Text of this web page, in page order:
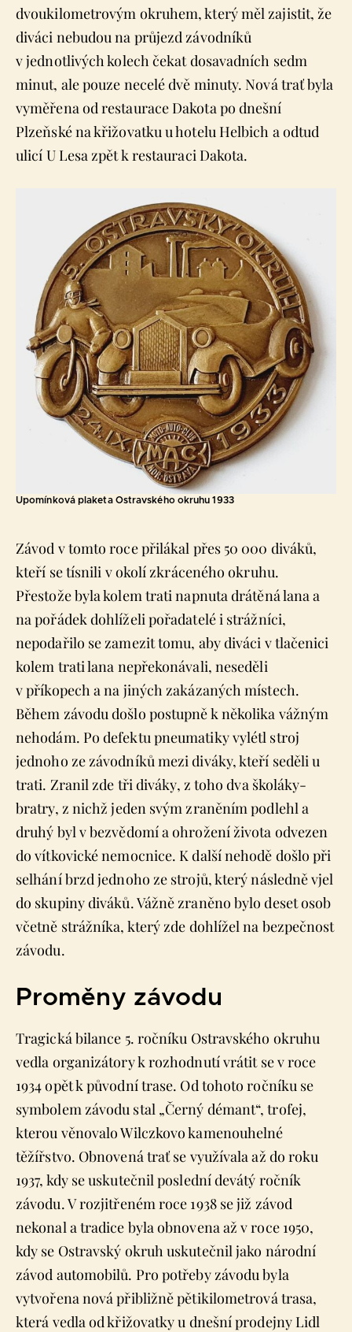
dvoukilometrovým okruhem, který měl zajistit, že
diváci nebudou na průjezd závodníků
v jednotlivých kolech čekat dosavadních sedm
minut, ale pouze necelé dvě minuty. Nová trať byla
vyměřena od restaurace Dakota po dnešní
Plzeňské na křižovatku u hotelu Helbich a odtud
ulicí U Lesa zpět k restauraci Dakota.
Upomínková plaketa Ostravského okruhu 1933
Závod v tomto roce přilákal přes 50 000 diváků,
kteří se tísnili v okolí zkráceného okruhu.
Přestože byla kolem trati napnuta drátěná lana a
na pořádek dohlíželi pořadatelé i strážníci,
nepodařilo se zamezit tomu, aby diváci v tlačenici
kolem trati lana nepřekonávali, neseděli
v příkopech a na jiných zakázaných místech.
Během závodu došlo postupně k několika vážným
nehodám. Po defektu pneumatiky vylétl stroj
jednoho ze závodníků mezi diváky, kteří seděli u
trati. Zranil zde tři diváky, z toho dva školáky-
bratry, z nichž jeden svým zraněním podlehl a
druhý byl v bezvědomí a ohrožení života odvezen
do vítkovické nemocnice. K další nehodě došlo při
selhání brzd jednoho ze strojů, který následně vjel
do skupiny diváků. Vážně zraněno bylo deset osob
včetně strážníka, který zde dohlížel na bezpečnost
závodu.
Proměny závodu
Tragická bilance 5. ročníku Ostravského okruhu
vedla organizátory k rozhodnutí vrátit se v roce
1934 opět k původní trase. Od tohoto ročníku se
symbolem závodu stal „Černý démant“, trofej,
kterou věnovalo Wilczkovo kamenouhelné
těžířstvo. Obnovená trať se využívala až do roku
1937, kdy se uskutečnil poslední devátý ročník
závodu. V rozjitřeném roce 1938 se již závod
nekonal a tradice byla obnovena až v roce 1950,
kdy se Ostravský okruh uskutečnil jako národní
závod automobilů. Pro potřeby závodu byla
vytvořena nová přibližně pětikilometrová trasa,
která vedla od křižovatky u dnešní prodejny Lidl